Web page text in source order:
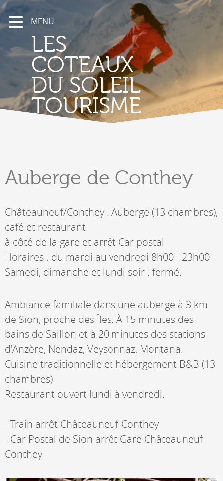
MENU
LES
COTEAUX
DU SOLEIL
TOURISME
Auberge de Conthey
Châteauneuf/Conthey : Auberge (13 chambres),
café et restaurant
à côté de la gare et arrêt Car postal
Horaires : du mardi au vendredi 8h00 - 23h00
Samedi, dimanche et lundi soir : fermé.
Ambiance familiale dans une auberge à 3 km
de Sion, proche des Îles. À 15 minutes des
bains de Saillon et à 20 minutes des stations
d'Anzère, Nendaz, Veysonnaz, Montana.
Cuisine traditionnelle et hébergement B&B (13
chambres)
Restaurant ouvert lundi à vendredi.
- Train arrêt Châteauneuf-Conthey
- Car Postal de Sion arrêt Gare Châteauneuf-
Conthey